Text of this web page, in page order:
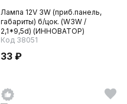
Лампа 12V 3W (приб.панель,
габариты) б/цок. (W3W /
2,1*9,5d) (ИННОВАТОР)
Код 38051
33 ₽